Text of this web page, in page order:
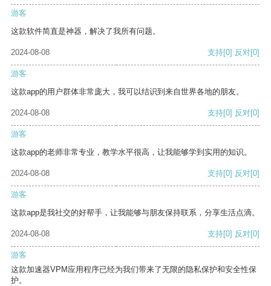
游客
这款软件简直是神器，解决了我所有问题。
2024-08-08 支持[0] 反对[0]
游客
这款app的用户群体非常庞大，我可以结识到来自世界各地的朋友。
2024-08-08 支持[0] 反对[0]
游客
这款app的老师非常专业，教学水平很高，让我能够学到实用的知识。
2024-08-08 支持[0] 反对[0]
游客
这款app是我社交的好帮手，让我能够与朋友保持联系，分享生活点滴。
2024-08-08 支持[0] 反对[0]
游客
这款加速器VPM应用程序已经为我们带来了无限的隐私保护和安全性保
护。